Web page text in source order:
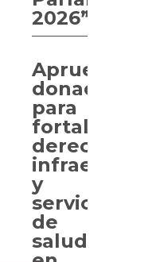
2026”
Aprueban
donaciones
para
fortalecer
derechos,
y
servicios
de
salud